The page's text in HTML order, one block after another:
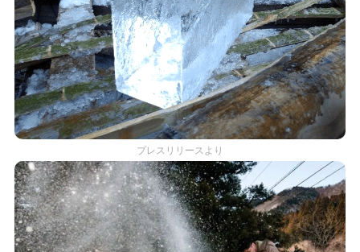
プレスリリースより